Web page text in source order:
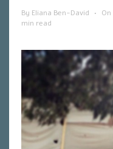
By Eliana Ben-David • On
min read